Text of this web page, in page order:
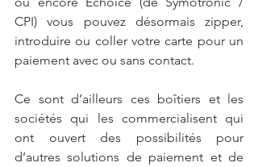
CPI) vous pouvez désormais zipper,
introduire ou coller votre carte pour un
paiement avec ou sans contact.
Ce sont d’ailleurs ces boîtiers et les
sociétés qui les commercialisent qui
ont ouvert des possibilités pour
d’autres solutions de paiement et de